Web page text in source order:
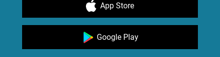
App Store
Google Play